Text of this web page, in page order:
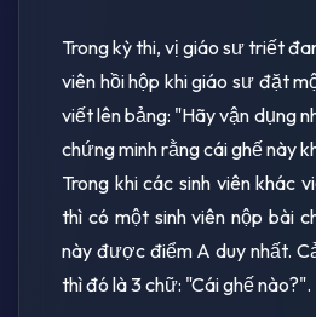
Trong kỳ thi, vị giáo sư triết
viên hồi hộp khi giáo sư đặt
viết lên bảng: "Hãy vận dụng
chứng minh rằng cái ghế này
Trong khi các sinh viên khác
thì có một sinh viên nộp bài
này được điểm A duy nhất.
thì đó là 3 chữ: "Cái ghế nào?".